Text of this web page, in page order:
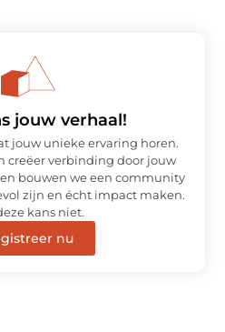
jouw verhaal!
jouw unieke ervaring horen.
creëer verbinding door jouw
bouwen we een community
zijn en écht impact maken.
kans niet.
nu